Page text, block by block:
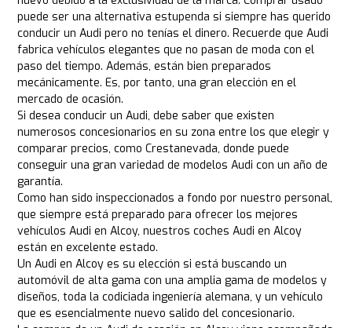
puede ser una alternativa estupenda si siempre has querido
conducir un Audi pero no tenías el dinero. Recuerde que Audi
fabrica vehículos elegantes que no pasan de moda con el
paso del tiempo. Además, están bien preparados
mecánicamente. Es, por tanto, una gran elección en el
mercado de ocasión.
Si desea conducir un Audi, debe saber que existen
numerosos concesionarios en su zona entre los que elegir y
comparar precios, como Crestanevada, donde puede
conseguir una gran variedad de modelos Audi con un año de
garantía.
Como han sido inspeccionados a fondo por nuestro personal,
que siempre está preparado para ofrecer los mejores
vehículos Audi en Alcoy, nuestros coches Audi en Alcoy
están en excelente estado.
Un Audi en Alcoy es su elección si está buscando un
automóvil de alta gama con una amplia gama de modelos y
diseños, toda la codiciada ingeniería alemana, y un vehículo
que es esencialmente nuevo salido del concesionario.